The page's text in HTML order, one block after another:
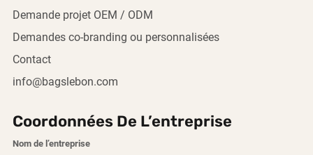
Demande projet OEM / ODM
Demandes co-branding ou personnalisées
Contact
info@bagslebon.com
Coordonnées De L’entreprise
Nom de l’entreprise